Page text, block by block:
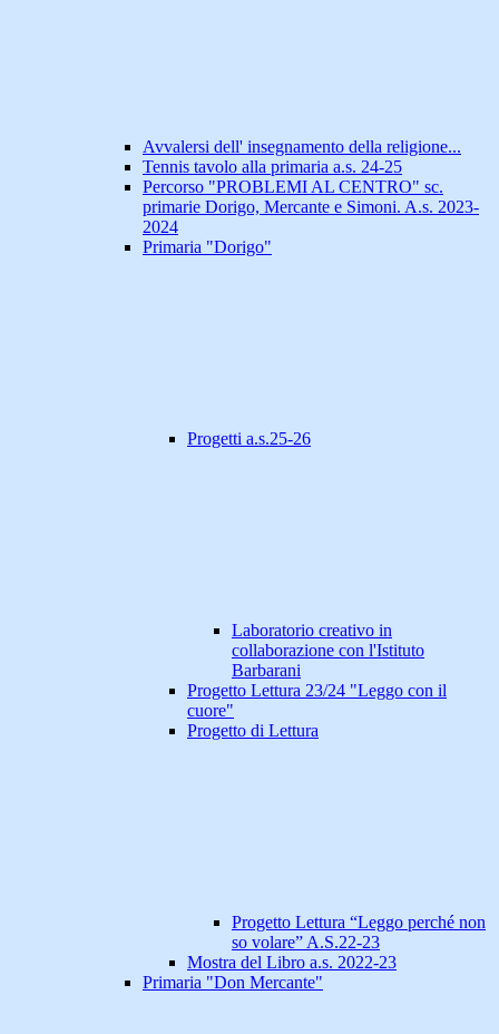
Avvalersi dell' insegnamento della religione...
Tennis tavolo alla primaria a.s. 24-25
Percorso "PROBLEMI AL CENTRO" sc.
primarie Dorigo, Mercante e Simoni. A.s. 2023-
2024
Primaria "Dorigo"
Progetti a.s.25-26
Laboratorio creativo in
collaborazione con l'Istituto
Barbarani
Progetto Lettura 23/24 "Leggo con il
cuore"
Progetto di Lettura
Progetto Lettura “Leggo perché non
so volare” A.S.22-23
Mostra del Libro a.s. 2022-23
Primaria "Don Mercante"